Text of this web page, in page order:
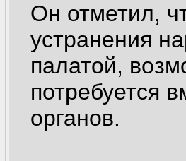
Он отметил,
устранения
палатой,
потребуется
органов.